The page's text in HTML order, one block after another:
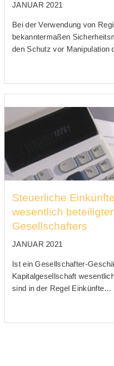
JANUAR 2021
Bei der Verwendung von
bekanntermaßen
den Schutz vor Manipulation
Steuerliche
wesentlich
Gesellschafters
JANUAR 2021
Ist ein Gesellschafter-
Kapitalgesellschaft
sind in der Regel Einkünfte…